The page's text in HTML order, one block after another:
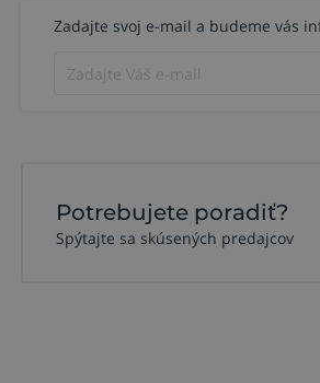
Zadajte svoj e-mail a budeme vás
Potrebujete poradiť?
Spýtajte sa skúsených predajcov